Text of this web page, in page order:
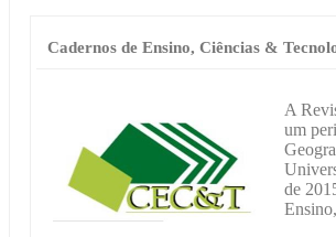
Cadernos de Ensino, Ciências &
A
um
de